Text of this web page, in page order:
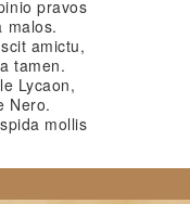
pravos
malos.
amictu,
tamen.
Lycaon,
Nero.
mollis